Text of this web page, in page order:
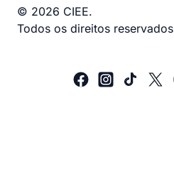
© 2026 CIEE.
Todos os direitos reservados